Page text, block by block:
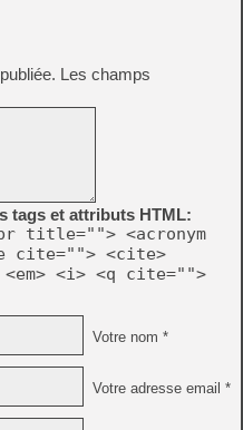
Les champs
tags et attributs HTML:
title=""> <acronym
cite=""> <cite>
<i> <q cite="">
Votre nom *
Votre adresse email *